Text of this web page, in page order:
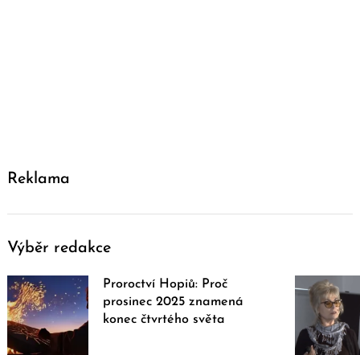
Reklama
Výběr redakce
Proroctví Hopiů: Proč
prosinec 2025 znamená
konec čtvrtého světa